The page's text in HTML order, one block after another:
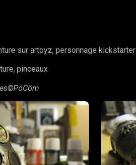
sur artoyz, personnage kickstarter
pinceaux